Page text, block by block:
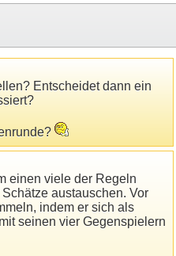
Entscheidet dann ein
einen viele der Regeln
austauschen. Vor
indem er sich als
seinen vier Gegenspielern